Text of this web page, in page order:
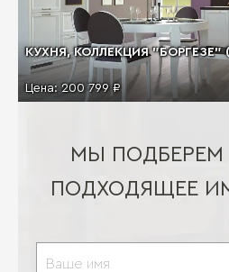
КУХНЯ, КОЛЛЕКЦИЯ "БОРГЕЗЕ"
Цена: 200 799 ₽
МЫ ПОДБЕРЕМ
ПОДХОДЯЩЕЕ